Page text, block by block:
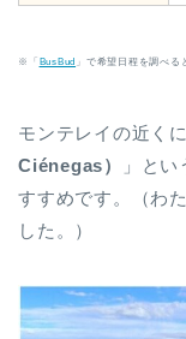
※「 BusBud 」で希望日程を調べ
モンテレイの近く
Ciénegas）
」と
すすめです。（わ
した。）